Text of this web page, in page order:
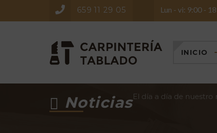
659 11 29 05 Lun - vi: 9:00 -
INICIO
NoticiasEl día a día de nuestro